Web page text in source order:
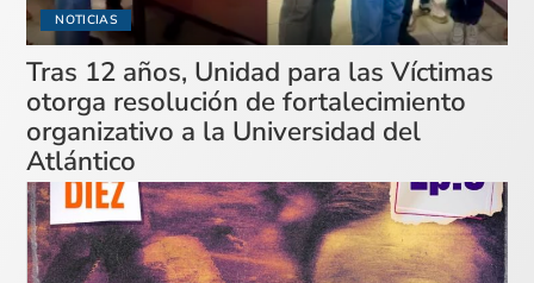
NOTICIAS
Tras 12 años, Unidad para las Víctimas
otorga resolución de fortalecimiento
organizativo a la Universidad del
Atlántico